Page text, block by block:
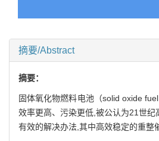
摘要/Abstract
摘要：
固体氧化物燃料电池（solid oxide
效率更高、污染更低,被公认为21世
有效的解决办法,其中高效稳定的重整